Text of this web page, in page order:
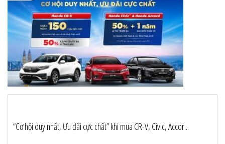
“Cơ hội duy nhất, Ưu đãi cực chất” khi mua CR-V, Civic, Accor...